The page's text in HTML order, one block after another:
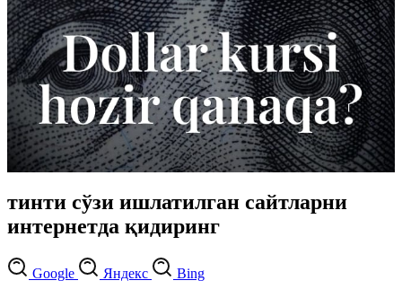
тинти сўзи ишлатилган сайтларни
интернетда қидиринг
Google Яндекс Bing